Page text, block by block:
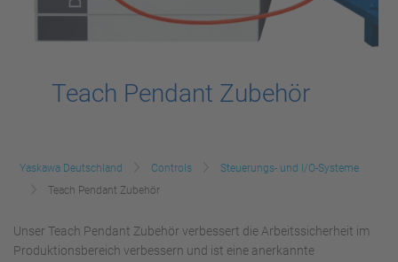
Teach Pendant Zubehör
Yaskawa Deutschland Controls
Steuerungs- und I/O-Systeme
Teach Pendant Zubehör
Unser Teach Pendant Zubehör verbessert die Arbeitssicherheit im
Produktionsbereich verbessern und ist eine anerkannte